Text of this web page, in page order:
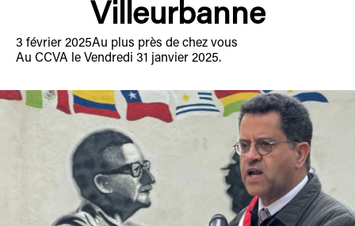
Villeurbanne
3 février 2025Au plus près de chez vous
Au CCVA le Vendredi 31 janvier 2025.